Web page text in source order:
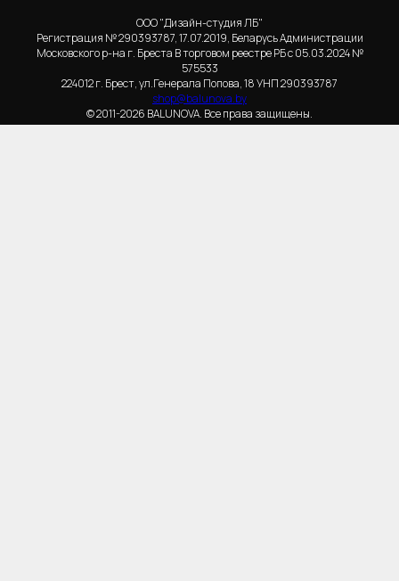
ООО "Дизайн-студия ЛБ"
Регистрация № 290393787, 17.07.2019, Беларусь Администрации
Московского р-на г. Бреста В торговом реестре РБ с 05.03.2024 №
575533
224012 г. Брест, ул.Генерала Попова, 18 УНП 290393787
shop@balunova.by
© 2011-2026 BALUNOVA. Все права защищены.